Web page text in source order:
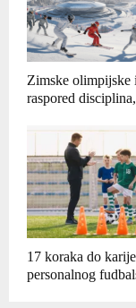
Zimske olimpijske
raspored
17 koraka do
personalnog